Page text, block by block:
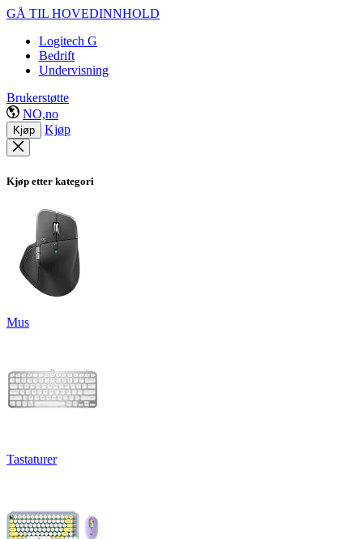
GÅ TIL HOVEDINNHOLD
Logitech G
Bedrift
Undervisning
Brukerstøtte
NO,no
Kjøp Kjøp
Kjøp etter kategori
Mus
Tastaturer